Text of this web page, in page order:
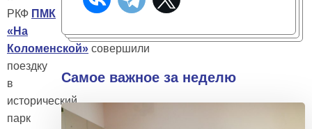
РКФ ПМК
«На
Коломенской» совершили
поездку
в
исторический
парк
Самое важное за неделю